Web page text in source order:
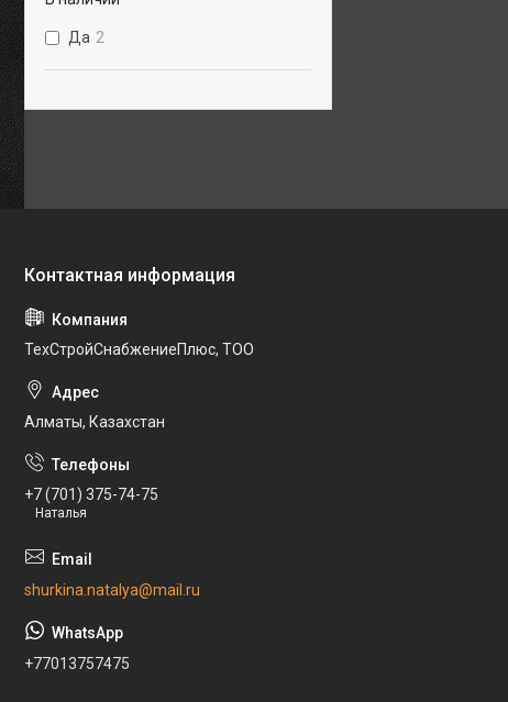
Да 2
ТехСтройСнабжениеПлюс, ТОО
Алматы, Казахстан
+7 (701) 375-74-75
Наталья
shurkina.natalya@mail.ru
+77013757475